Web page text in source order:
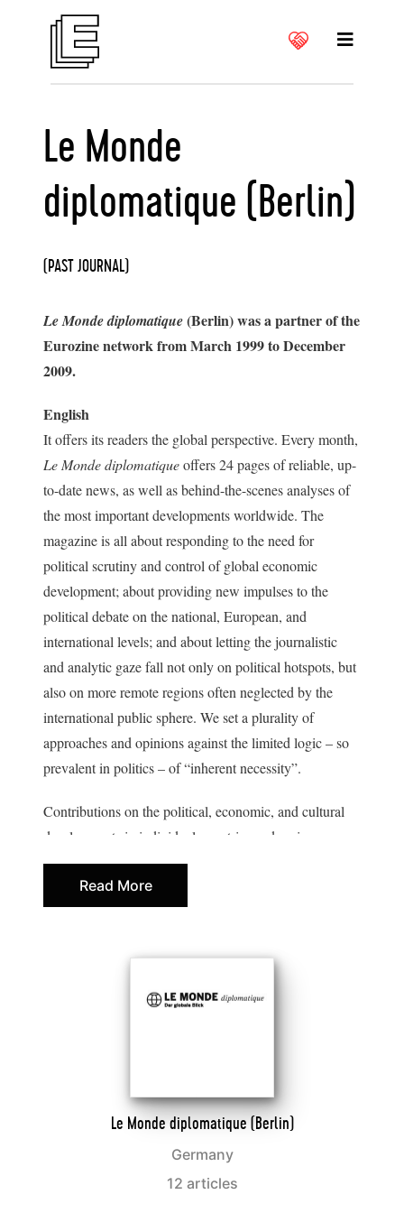
Le Monde
diplomatique (Berlin)
(PAST JOURNAL)
Le Monde diplomatique(Berlin) was a partner of the
Eurozine network from March 1999 to December
2009.
English
It offers its readers the global perspective. Every month,
Le Monde diplomatiqueoffers 24 pages of reliable, up-
to-date news, as well as behind-the-scenes analyses of
the most important developments worldwide. The
magazine is all about responding to the need for
political scrutiny and control of global economic
development; about providing new impulses to the
political debate on the national, European, and
international levels; and about letting the journalistic
and analytic gaze fall not only on political hotspots, but
also on more remote regions often neglected by the
international public sphere. We set a plurality of
approaches and opinions against the limited logic – so
prevalent in politics – of “inherent necessity”.
Contributions on the political, economic, and cultural
developments in individual countries and regions come
mostly from resident writers. This makes Le Monde
diplomatique a rarity in the world of journalism.
monthly has existed since 1995. Original contributions
translation. Alongside articles, a different contemporary
whom live in Germany.
Le Monde diplomatique (Berlin) war von März 1999
Read More
Le Monde diplomatique (Berlin)
Germany
12 articles